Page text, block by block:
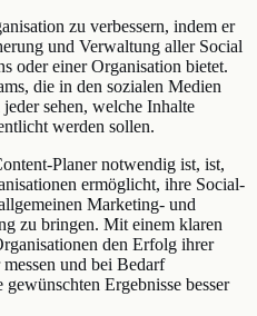
zu verbessern, indem er
und Verwaltung aller Social
oder einer Organisation bietet.
die in den sozialen Medien
sehen, welche Inhalte
werden sollen.
Planer notwendig ist, ist,
ermöglicht, ihre Social-
Marketing- und
zu bringen. Mit einem klaren
den Erfolg ihrer
und bei Bedarf
Ergebnisse besser